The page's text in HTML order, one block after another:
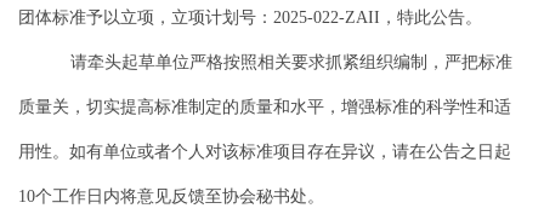
团体标准予以立项，立项计划号：2025-022-ZAII，特此公告。
请牵头起草单位严格按照相关要求抓紧组织编制，严把标准
质量关，切实提高标准制定的质量和水平，增强标准的科学性和适
用性。如有单位或者个人对该标准项目存在异议，请在公告之日起
10个工作日内将意见反馈至协会秘书处。